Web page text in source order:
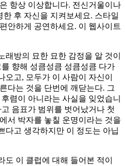
항상 이상합니다. 전신거울이나
후 자신을 지켜보세요. 스타일
안하게 공연하세요. 이 웹사이트
래방의 묘한 묘한 감정을 알 것이
향해 성큼성큼 성큼성큼 다가
오고, 모두가 이 사람이 자신이
다는 것을 단번에 깨닫는다. 그
렴이 아니라는 사실을 잊었습니
음표가 범위를 벗어났거나 첫
서 박자를 놓칠 운명이라는 것을
다고 생각하지만 이 정도는 아닙
도 이 클럽에 대해 들어본 적이